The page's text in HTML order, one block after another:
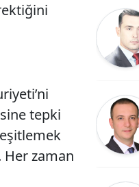
tepki
Her zaman